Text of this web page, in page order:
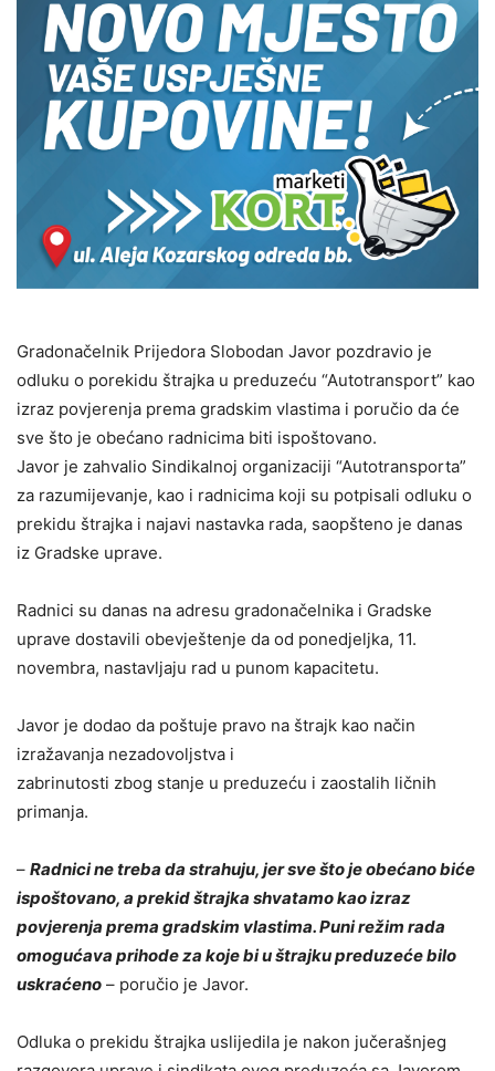
Gradonačelnik Prijedora Slobodan Javor pozdravio je
odluku o porekidu štrajka u preduzeću “Autotransport” kao
izraz povjerenja prema gradskim vlastima i poručio da će
sve što je obećano radnicima biti ispoštovano.
Javor je zahvalio Sindikalnoj organizaciji “Autotransporta”
za razumijevanje, kao i radnicima koji su potpisali odluku o
prekidu štrajka i najavi nastavka rada, saopšteno je danas
iz Gradske uprave.
Radnici su danas na adresu gradonačelnika i Gradske
uprave dostavili obevještenje da od ponedjeljka, 11.
novembra, nastavljaju rad u punom kapacitetu.
Javor je dodao da poštuje pravo na štrajk kao način
izražavanja nezadovoljstva i
zabrinutosti zbog stanje u preduzeću i zaostalih ličnih
primanja.
– Radnici ne treba da strahuju, jer sve što je obećano biće
ispoštovano, a prekid štrajka shvatamo kao izraz
povjerenja prema gradskim vlastima. Puni režim rada
omogućava prihode za koje bi u štrajku preduzeće bilo
uskraćeno – poručio je Javor.
Odluka o prekidu štrajka uslijedila je nakon jučerašnjeg